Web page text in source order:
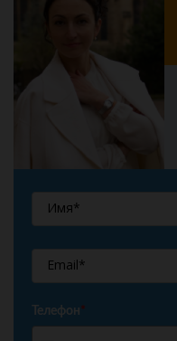
Телефон*